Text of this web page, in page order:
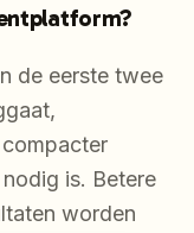
de eerste twee
is. Betere
worden